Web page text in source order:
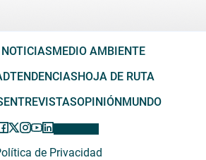
MEDIO AMBIENTE
TENDENCIASHOJA DE RUTA
ENTREVISTASOPINIÓNMUNDO
de Privacidad